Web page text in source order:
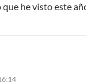
que he visto este